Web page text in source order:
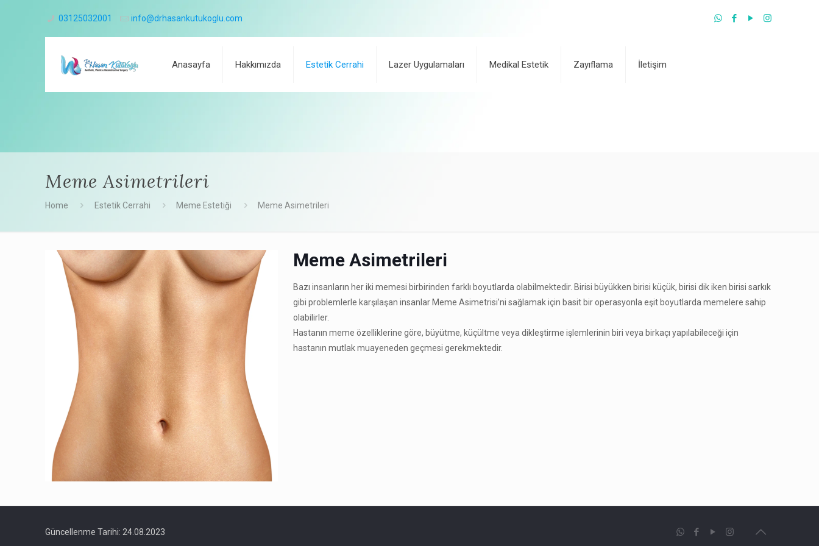
03125032001 info@drhasankutukoglu.com
Anasayfa Hakkımızda Estetik Cerrahi Lazer Uygulamaları Medikal Estetik Zayıflama İletişim
Meme Asimetrileri
Home Estetik Cerrahi Meme Estetiği Meme Asimetrileri
Meme Asimetrileri
Bazı insanların her iki memesi birbirinden farklı boyutlarda olabilmektedir. Birisi büyükken birisi küçük, birisi dik iken birisi sarkık
gibi problemlerle karşılaşan insanlar Meme Asimetrisi’ni sağlamak için basit bir operasyonla eşit boyutlarda memelere sahip
olabilirler.
Hastanın meme özelliklerine göre, büyütme, küçültme veya dikleştirme işlemlerinin biri veya birkaçı yapılabileceği için
hastanın mutlak muayeneden geçmesi gerekmektedir.
Güncellenme Tarihi: 24.08.2023